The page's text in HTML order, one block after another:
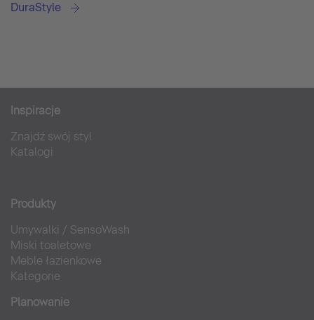
DuraStyle
Inspiracje
Znajdź swój styl
Katalogi
Produkty
Umywalki / SensoWash
Miski toaletowe
Meble łazienkowe
Kategorie
Planowanie